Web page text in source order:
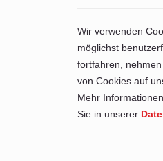
Wir verwenden
möglichst
fortfahren,
von Cookies auf
Mehr
Sie in unserer